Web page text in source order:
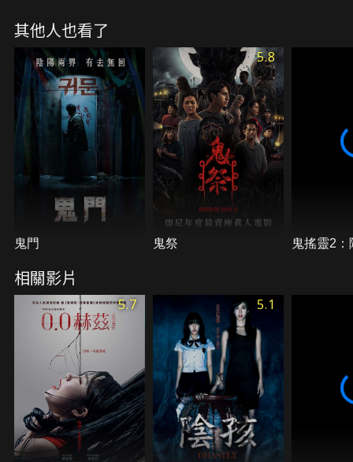
設下陷阱，當他們越深入醫院禁地卻越來越失控，那
些受虐致死的冤魂潛藏在黑影之中將對其伸出鬼爪！
其他人也看了
鬼門
5.8
鬼祭 鬼搖靈2：
相關影片
5.7 5.1